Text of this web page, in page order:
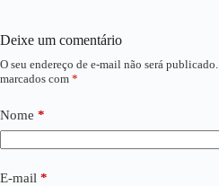
Deixe um comentário
O seu endereço de e-mail não será publicado.
marcados com *
Nome *
E-mail *